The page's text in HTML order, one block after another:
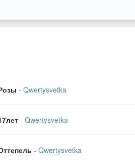
- Qwertysvetka
- Qwertysvetka
- Qwertysvetka